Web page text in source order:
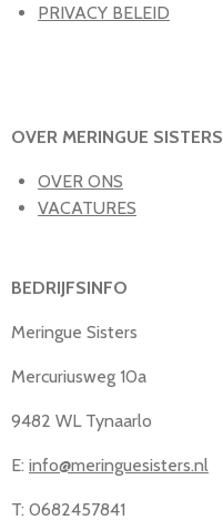
PRIVACY BELEID
OVER MERINGUE SISTERS
OVER ONS
VACATURES
BEDRIJFSINFO
Meringue Sisters
Mercuriusweg 10a
9482 WL Tynaarlo
E: info@meringuesisters.nl
T: 0682457841